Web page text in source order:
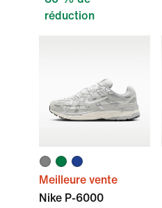
réduction
Meilleure vente
Nike P-6000